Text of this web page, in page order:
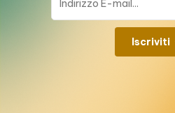
Iscriviti